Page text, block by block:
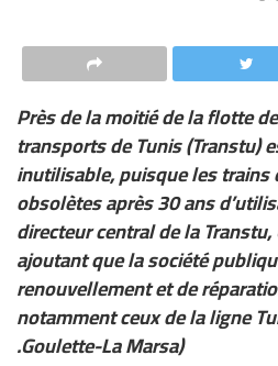
Près de la moitié de la flotte
transports de Tunis (Transtu)
inutilisable, puisque les
obsolètes après 30 ans
directeur central de la
ajoutant que la société
renouvellement et de
notamment ceux de la ligne
Goulette-La Marsa).